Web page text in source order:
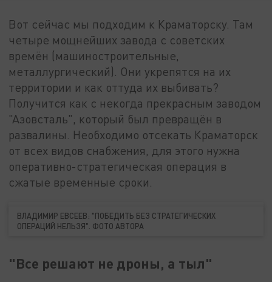
Вот сейчас мы подходим к Краматорску. Там
четыре мощнейших завода с советских
времён (машиностроительные,
металлургический). Они укрепятся на их
территории и как оттуда их выбивать?
Получится как с некогда прекрасным заводом
"Азовсталь", который был превращён в
развалины. Необходимо отсекать Краматорск
от всех видов снабжения, для этого нужна
оперативно-стратегическая операция в
сжатые временные сроки.
ВЛАДИМИР ЕВСЕЕВ: "ПОБЕДИТЬ БЕЗ СТРАТЕГИЧЕСКИХ
ОПЕРАЦИЙ НЕЛЬЗЯ". ФОТО АВТОРА
"Все решают не дроны, а тыл"